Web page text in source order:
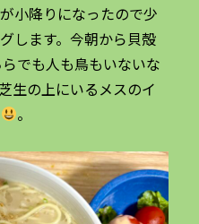
小降りになったので少
します。今朝から貝殻
でも人も鳥もいないな
生の上にいるメスのイ
。